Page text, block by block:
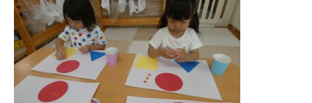
預かり保育［ヒラソル ]
美⽊多チコス
美⽊多チコスについて